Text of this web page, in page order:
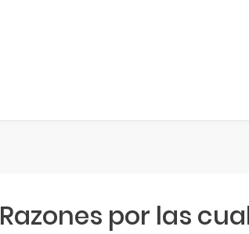
Razones por las